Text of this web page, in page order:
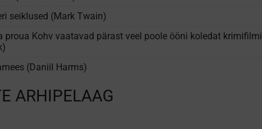
seiklused (Mark Twain)
proua Kohv vaatavad pärast veel poole ööni koledat krimifilmi
(Daniil Harms)
ARHIPELAAG